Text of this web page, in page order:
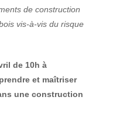
de construction
vis-à-vis du risque
de 10h à
et maîtriser
une construction